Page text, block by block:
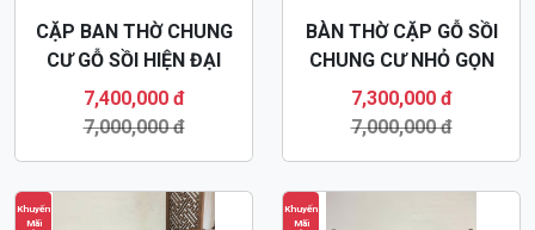
CẶP BAN THỜ CHUNG
CƯ GỖ SỒI HIỆN ĐẠI
BT52
7,400,000 đ
7,000,000 đ
BÀN THỜ CẶP GỖ SỒI
CHUNG CƯ NHỎ GỌN
BT53
7,300,000 đ
7,000,000 đ
Khuyến
Mãi
Khuyến
Mãi